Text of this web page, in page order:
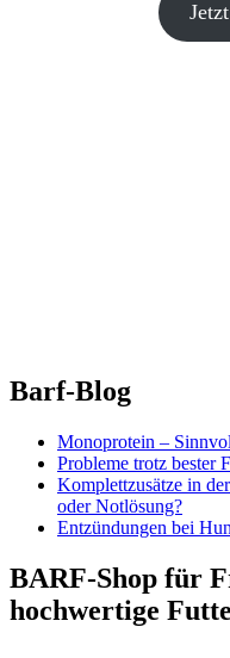
Barf-Blog
Monoprotein –
Probleme trotz bester
Komplettzusätze in
oder Notlösung?
Entzündungen bei
BARF-Shop für
hochwertige